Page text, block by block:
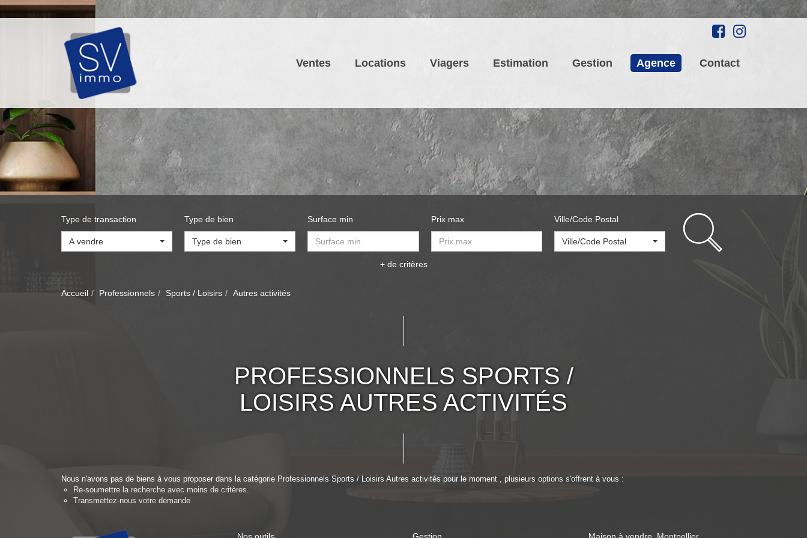
Ventes Locations Viagers Estimation Gestion Agence Contact
Type de transaction
A vendre
Type de bien
Type de bien
Surface min Prix max Ville/Code Postal
Ville/Code Postal
+ de critères
Accueil Professionnels Sports / Loisirs Autres activités
PROFESSIONNELS SPORTS /
LOISIRS AUTRES ACTIVITÉS
Nous n'avons pas de biens à vous proposer dans la catégorie Professionnels Sports / Loisirs Autres activités pour le moment , plusieurs options s'offrent à vous :
Re-soumettre la recherche avec moins de critères.
Transmettez-nous votre demande